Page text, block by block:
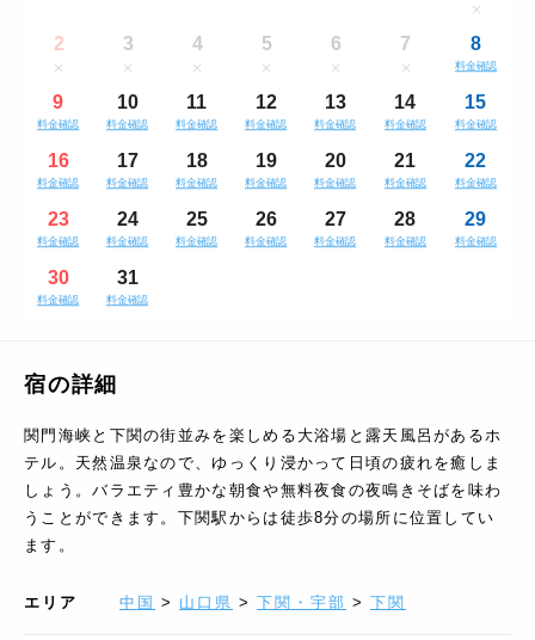
2 3 4 5 6 7 8
料金確認
9
料金確認
10
料金確認
11
料金確認
12
料金確認
13
料金確認
14
料金確認
15
料金確認
16
料金確認
17
料金確認
18
料金確認
19
料金確認
20
料金確認
21
料金確認
22
料金確認
23
料金確認
24
料金確認
25
料金確認
26
料金確認
27
料金確認
28
料金確認
29
料金確認
30
料金確認
31
料金確認
宿の詳細
関門海峡と下関の街並みを楽しめる大浴場と露天風呂があるホ
テル。天然温泉なので、ゆっくり浸かって日頃の疲れを癒しま
しょう。バラエティ豊かな朝食や無料夜食の夜鳴きそばを味わ
うことができます。下関駅からは徒歩8分の場所に位置してい
ます。
エリア 中国 > 山口県 > 下関・宇部 > 下関